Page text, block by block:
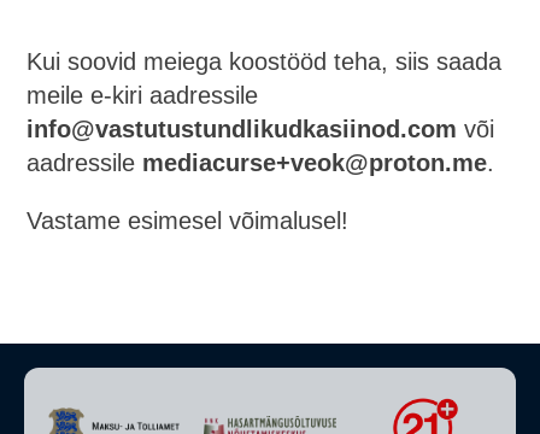
Kui soovid meiega koostööd teha, siis saada
meile e-kiri aadressile
info@vastutustundlikudkasiinod.com või
aadressile mediacurse+veok@proton.me.
Vastame esimesel võimalusel!